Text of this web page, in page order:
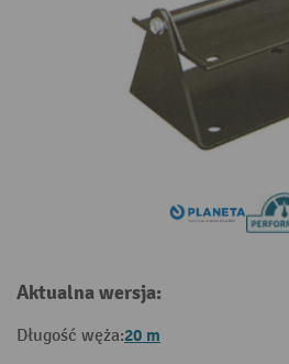
Aktualna wersja:
Długość węża:20 m